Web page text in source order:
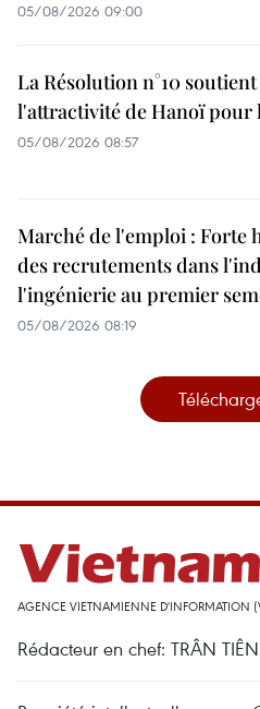
05/08/2026 09:00
La Résolution n°10 soutient
l'attractivité de Hanoï pour
05/08/2026 08:57
Marché de l'emploi : Forte
des recrutements dans
l'ingénierie au premier
05/08/2026 08:19
AGENCE VIETNAMIENNE D'INFORMATION
Rédacteur en chef: TRÂN